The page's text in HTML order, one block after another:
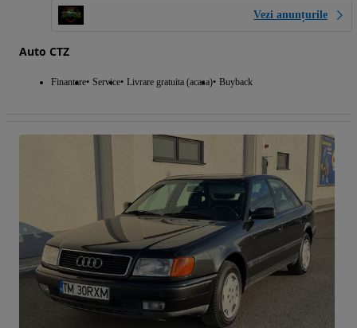
Vezi anunțurile
Auto CTZ
Finantare Service Livrare gratuita (acasa) Buyback